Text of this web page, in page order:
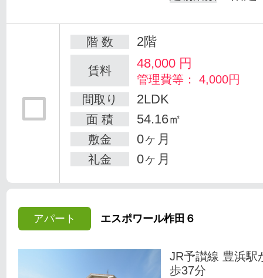
階 数 2階
賃料 48,000 円
管理費等： 4,000円
間取り
2LDK
面 積 54.16㎡
敷金 0ヶ月
礼金 0ヶ月
アパート エスポワール柞田６
JR予讃線 豊浜駅
歩37分